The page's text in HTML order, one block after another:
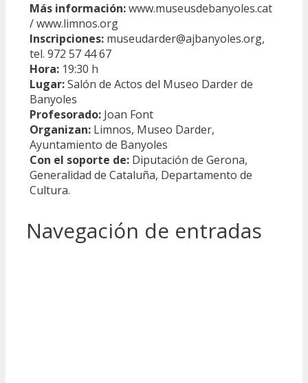
Más información:www.museusdebanyoles.cat
/ www.limnos.org
Inscripciones: museudarder@ajbanyoles.org,
tel. 972 57 44 67
Hora: 19:30 h
Lugar:Salón de Actos del Museo Darder de
Banyoles
Profesorado: Joan Font
Organizan: Limnos, Museo Darder,
Ayuntamiento de Banyoles
Con el soporte de: Diputación de Gerona,
Generalidad de Cataluña, Departamento de
Cultura.
Navegación de entradas